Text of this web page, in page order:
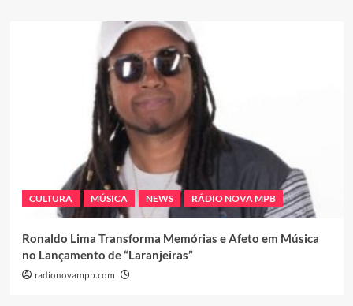
CULTURA MÚSICA NEWS RÁDIO NOVA MPB
Ronaldo Lima Transforma Memórias e Afeto em Música
no Lançamento de “Laranjeiras”
radionovampb.com